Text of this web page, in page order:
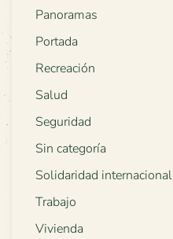
Panoramas
Portada
Recreación
Salud
Seguridad
Sin categoría
Solidaridad internacional
Trabajo
Vivienda